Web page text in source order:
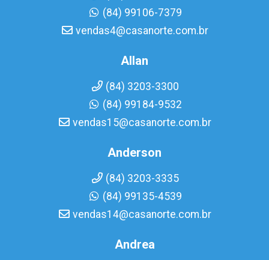
(84) 99106-7379
vendas4@casanorte.com.br
Allan
(84) 3203-3300
(84) 99184-9532
vendas15@casanorte.com.br
Anderson
(84) 3203-3335
(84) 99135-4539
vendas14@casanorte.com.br
Andrea